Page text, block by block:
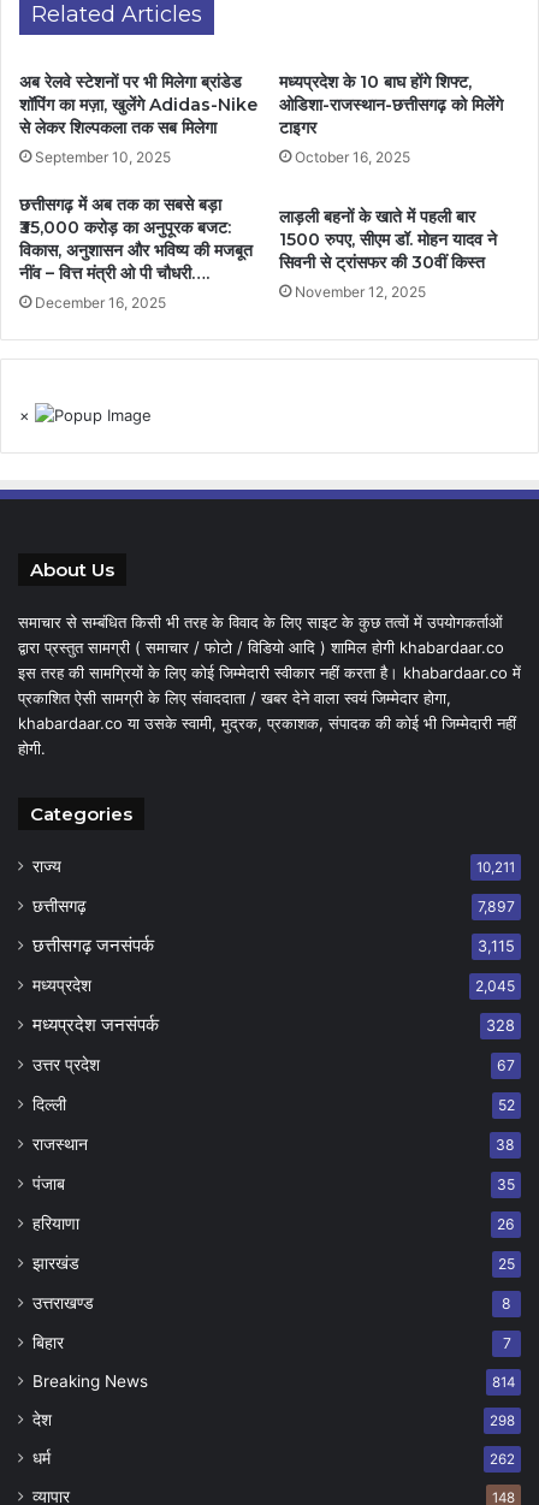
Related Articles
अब रेलवे स्टेशनों पर भी मिलेगा ब्रांडेड
शॉपिंग का मज़ा, खुलेंगे Adidas-Nike
से लेकर शिल्पकला तक सब मिलेगा
September 10, 2025
मध्यप्रदेश के 10 बाघ होंगे शिफ्ट,
ओडिशा-राजस्थान-छत्तीसगढ़ को मिलेंगे
टाइगर
October 16, 2025
छत्तीसगढ़ में अब तक का सबसे बड़ा
₹35,000 करोड़ का अनुपूरक बजट:
विकास, अनुशासन और भविष्य की मजबूत
नींव – वित्त मंत्री ओ पी चौधरी….
December 16, 2025
लाड़ली बहनों के खाते में पहली बार
1500 रुपए, सीएम डॉ. मोहन यादव ने
सिवनी से ट्रांसफर की 30वीं किस्त
November 12, 2025
×
About Us
समाचार से सम्बंधित किसी भी तरह के विवाद के लिए साइट के कुछ तत्वों में उपयोगकर्ताओं
द्वारा प्रस्तुत सामग्री ( समाचार / फोटो / विडियो आदि ) शामिल होगी khabardaar.co
इस तरह की सामग्रियों के लिए कोई जिम्मेदारी स्वीकार नहीं करता है। khabardaar.co में
प्रकाशित ऐसी सामग्री के लिए संवाददाता / खबर देने वाला स्वयं जिम्मेदार होगा,
khabardaar.co या उसके स्वामी, मुद्रक, प्रकाशक, संपादक की कोई भी जिम्मेदारी नहीं
होगी.
Categories
राज्य 10,211
छत्तीसगढ़ 7,897
छत्तीसगढ़ जनसंपर्क 3,115
मध्यप्रदेश 2,045
मध्यप्रदेश जनसंपर्क 328
उत्तर प्रदेश 67
दिल्ली 52
राजस्थान 38
पंजाब 35
हरियाणा 26
झारखंड 25
उत्तराखण्ड 8
बिहार 7
Breaking News 814
देश 298
धर्म 262
व्यापार 148